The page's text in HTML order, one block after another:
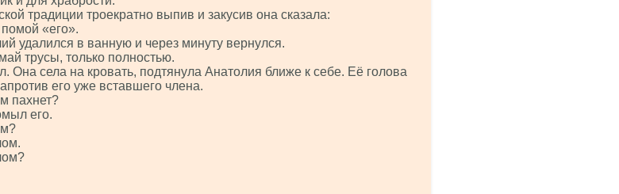
традиции троекратно выпив и закусив она сказала:
«его».
удалился в ванную и через минуту вернулся.
трусы, только полностью.
Она села на кровать, подтянула Анатолия ближе к себе. Её голова
его уже вставшего члена.
пахнет?
его.